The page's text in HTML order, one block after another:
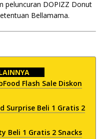
peluncuran DOPIZZ Donut
Bellamama.
Flash Sale Diskon
Surprise Beli 1 Gratis 2
Beli 1 Gratis 2 Snacks